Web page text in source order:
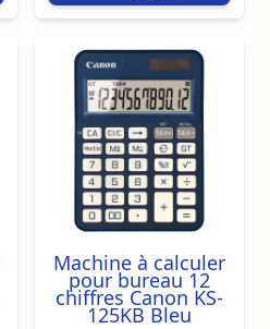
Machine à calculer
pour bureau 12
chiffres Canon KS-
125KB Bleu